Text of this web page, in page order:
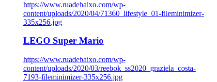
https://www.ruadebaixo.com/wp-
content/uploads/2020/04/71360_lifestyle_01-fileminimizer-
335x256.jpg
LEGO Super Mario
https://www.ruadebaixo.com/wp-
content/uploads/2020/03/reebok_ss2020_graziela_costa-
7193-fileminimizer-335x256.jpg